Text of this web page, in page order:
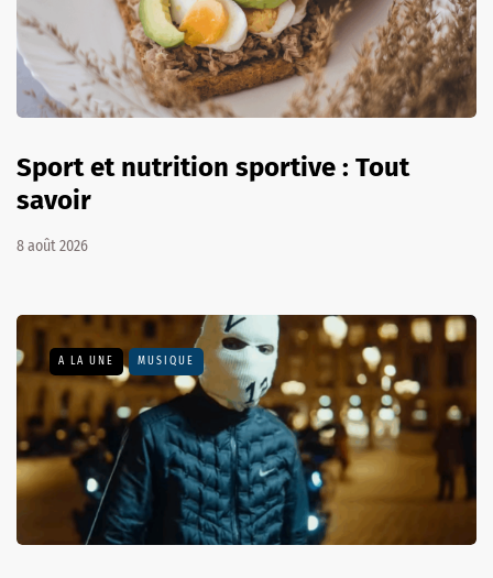
Sport et nutrition sportive : Tout
savoir
8 août 2026
A LA UNE MUSIQUE